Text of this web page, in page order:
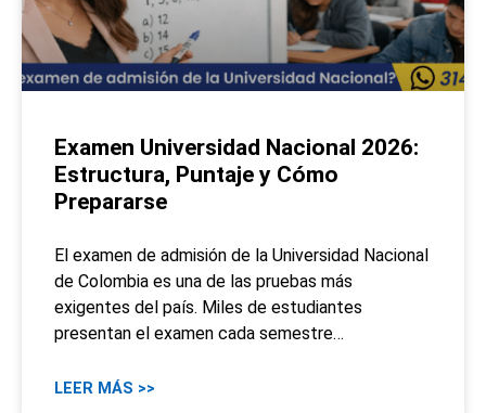
Examen Universidad Nacional 2026:
Estructura, Puntaje y Cómo
Prepararse
El examen de admisión de la Universidad Nacional
de Colombia es una de las pruebas más
exigentes del país. Miles de estudiantes
presentan el examen cada semestre…
LEER MÁS >>